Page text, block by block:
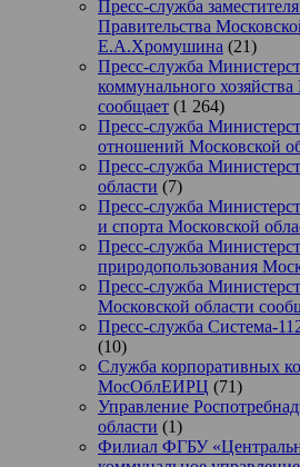
Пресс-служба
Правительства
Е.А.Хромушина (21)
Пресс-служба
коммунального
сообщает (1 264)
Пресс-служба
отношений Московской
Пресс-служба
области (7)
Пресс-служба
и спорта Московской
Пресс-служба
природопользования
Пресс-служба
Московской области
Пресс-служба Система-
(10)
Служба корпоративных
МосОблЕИРЦ (71)
Управление
области (1)
Филиал ФГБУ